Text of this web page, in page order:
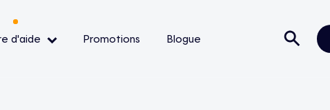
d'aide Promotions Blogue